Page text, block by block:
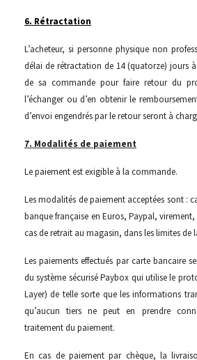
6. Rétractation
L’acheteur, si personne physique non
délai de rétractation de 14 (quatorze) jours
de sa commande pour faire retour du
l’échanger ou d’en obtenir le
d’envoi engendrés par le retour seront à
7. Modalités de paiement
Le paiement est exigible à la commande.
Les modalités de paiement acceptées sont :
banque française en Euros, Paypal,
cas de retrait au magasin, dans les limites de
Les paiements effectués par carte bancaire
du système sécurisé Paybox qui utilise le
Layer) de telle sorte que les informations
qu’aucun tiers ne peut en prendre
traitement du paiement.
En cas de paiement par chèque, la